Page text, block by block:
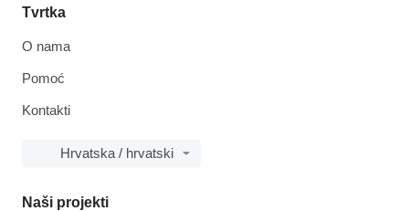
Tvrtka
O nama
Pomoć
Kontakti
Hrvatska / hrvatski
Naši projekti